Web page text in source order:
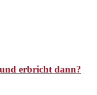
erbricht dann?